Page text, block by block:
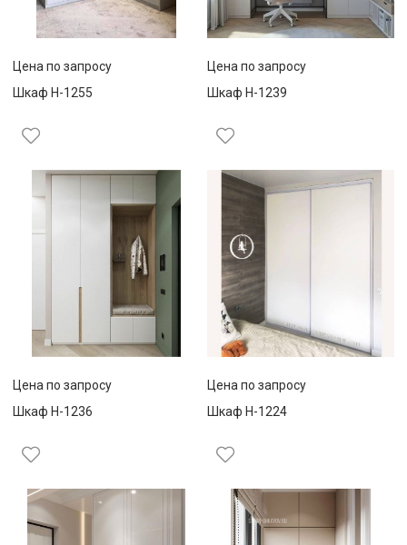
Цена по запросу
Шкаф Н-1255
Цена по запросу
Шкаф Н-1239
Цена по запросу
Шкаф Н-1236
Цена по запросу
Шкаф Н-1224